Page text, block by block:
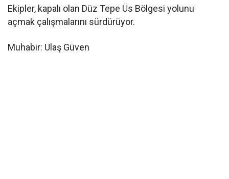
Ekipler, kapalı olan Düz Tepe Üs Bölgesi yolunu
açmak çalışmalarını sürdürüyor.
Muhabir: Ulaş Güven